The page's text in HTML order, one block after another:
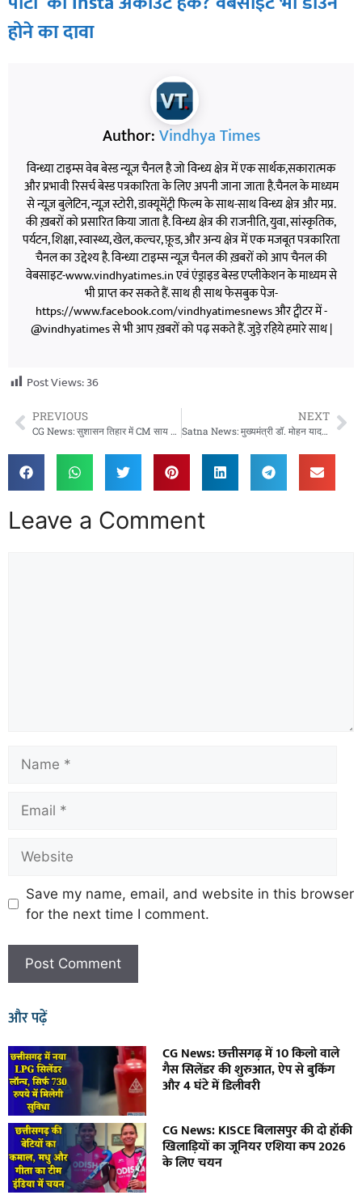
होने का दावा
Author:Vindhya Times
विन्ध्या टाइम्स वेब बेस्ड न्यूज़ चैनल है जो विन्ध्य क्षेत्र में एक सार्थक,सकारात्मक
और प्रभावी रिसर्च बेस्ड पत्रकारिता के लिए अपनी जाना जाता है.चैनल के माध्यम
से न्यूज़ बुलेटिन, न्यूज़ स्टोरी, डाक्यूमेंट्री फिल्म के साथ-साथ विन्ध्य क्षेत्र और मप्र.
की ख़बरों को प्रसारित किया जाता है. विन्ध्य क्षेत्र की राजनीति, युवा, सांस्कृतिक,
पर्यटन, शिक्षा, स्वास्थ्य, खेल, कल्चर, फ़ूड, और अन्य क्षेत्र में एक मजबूत पत्रकारिता
चैनल का उद्देश्य है. विन्ध्या टाइम्स न्यूज़ चैनल की ख़बरों को आप चैनल की
वेबसाइट-www.vindhyatimes.in एवं एंड्राइड बेस्ड एप्लीकेशन के माध्यम से
भी प्राप्त कर सकते हैं. साथ ही साथ फेसबुक पेज-
https://www.facebook.com/vindhyatimesnews और ट्वीटर में -
@vindhyatimes से भी आप ख़बरों को पढ़ सकते हैं. जुड़े रहिये हमारे साथ |
Post Views:36
PREVIOUS
CG News: सुशासन तिहार में CM साय का बड़ा संदेश, ग्रामीणों से बोले- सरकार गांव-गांव पहुंच रही
NEXT
Satna News: मुख्यमंत्री डॉ. मोहन यादव का सतना दौरा, तीन दिवंगतजनों के घर पहुंचकर दी श्रद्धांजलि
Leave a Comment
Save my name, email, and website in this browser
for the next time I comment.
और पढ़ें
CG News: छत्तीसगढ़ में 10 किलो वाले
गैस सिलेंडर की शुरुआत, ऐप से बुकिंग
और 4 घंटे में डिलीवरी
CG News: KISCE बिलासपुर की दो हॉकी
खिलाड़ियों का जूनियर एशिया कप 2026
के लिए चयन